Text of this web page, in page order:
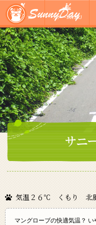
ショップ ツアーMENU
気温２６℃ くもり 北
マングローブの快適気温？